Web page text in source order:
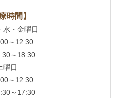
時間】
水・金曜日
～12:30
～18:30
曜日
～12:30
～17:30